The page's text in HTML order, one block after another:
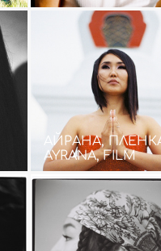
АЙРАНА,
AYRANA, FILM